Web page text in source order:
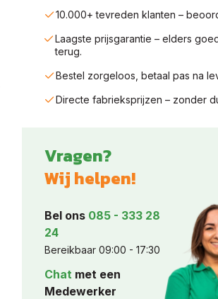
10.000+ tevreden klanten –
Laagste prijsgarantie – elders
terug.
Bestel zorgeloos, betaal pas na
Directe fabrieksprijzen – zonder
Vragen?
Wij helpen!
Bel ons 085 - 333 28
24
Bereikbaar 09:00 - 17:30
Chat met een
Medewerker